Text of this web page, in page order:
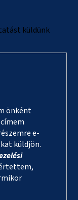
küldünk
önként
e-
küldjön.